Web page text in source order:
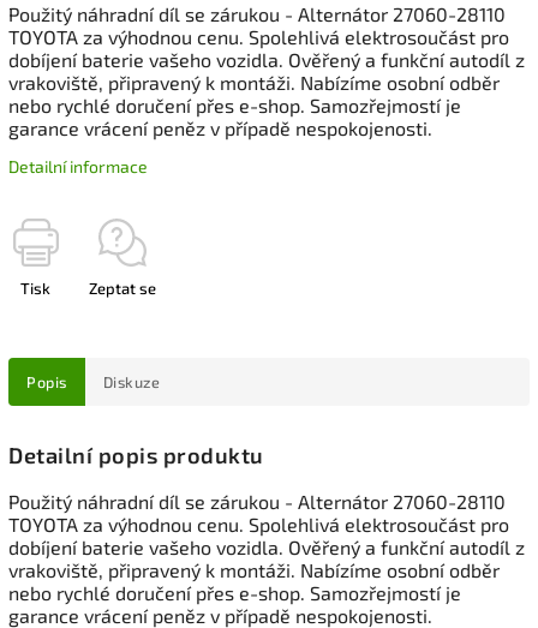
Použitý náhradní díl se zárukou - Alternátor 27060-28110
TOYOTA za výhodnou cenu. Spolehlivá elektrosoučást pro
dobíjení baterie vašeho vozidla. Ověřený a funkční autodíl z
vrakoviště, připravený k montáži. Nabízíme osobní odběr
nebo rychlé doručení přes e-shop. Samozřejmostí je
garance vrácení peněz v případě nespokojenosti.
Detailní informace
Tisk Zeptat se
Popis Diskuze
Detailní popis produktu
Použitý náhradní díl se zárukou - Alternátor 27060-28110
TOYOTA za výhodnou cenu. Spolehlivá elektrosoučást pro
dobíjení baterie vašeho vozidla. Ověřený a funkční autodíl z
vrakoviště, připravený k montáži. Nabízíme osobní odběr
nebo rychlé doručení přes e-shop. Samozřejmostí je
garance vrácení peněz v případě nespokojenosti.